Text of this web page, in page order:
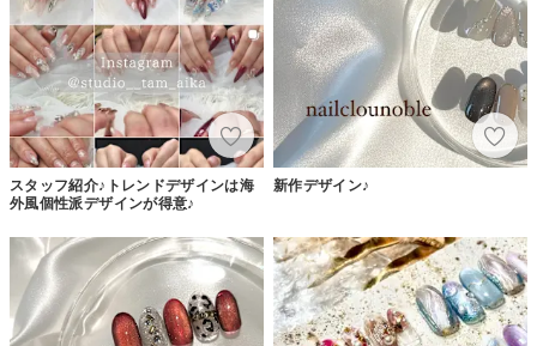
スタッフ紹介♪トレンドデザインは海
外風個性派デザインが得意♪
新作デザイン♪